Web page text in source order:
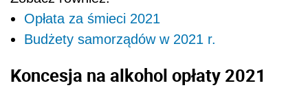
Opłata za śmieci 2021
Budżety samorządów w 2021 r.
Koncesja na alkohol opłaty 2021